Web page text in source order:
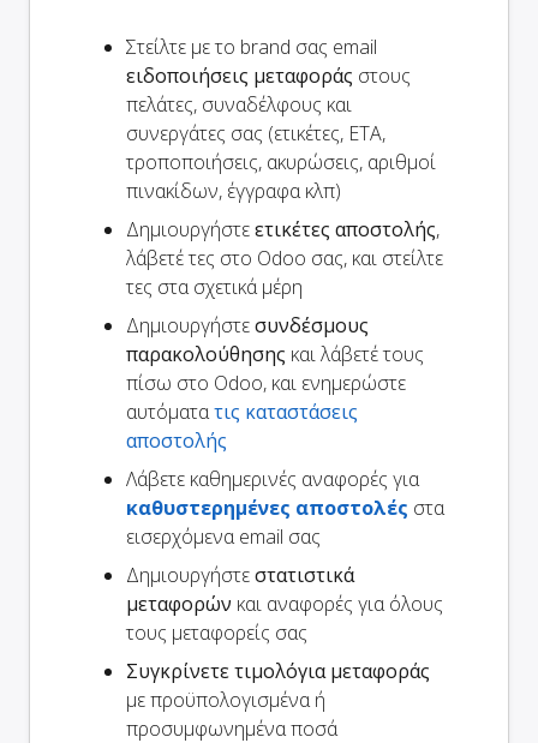
Στείλτε με το brand σας email
ειδοποιήσεις μεταφοράς στους
πελάτες, συναδέλφους και
συνεργάτες σας (ετικέτες, ETA,
τροποποιήσεις, ακυρώσεις, αριθμοί
πινακίδων, έγγραφα κλπ)
Δημιουργήστεετικέτες αποστολής,
λάβετέ τες στο Odoo σας, και στείλτε
τες στα σχετικά μέρη
Δημιουργήστεσυνδέσμους
παρακολούθησης και λάβετέ τους
πίσω στο Odoo, και ενημερώστε
αυτόματατις καταστάσεις
αποστολής
Λάβετε καθημερινές αναφορές για
καθυστερημένες αποστολές στα
εισερχόμενα email σας
Δημιουργήστεστατιστικά
μεταφορών και αναφορές για όλους
τους μεταφορείς σας
Συγκρίνετε τιμολόγια μεταφοράς
με προϋπολογισμένα ή
προσυμφωνημένα ποσά